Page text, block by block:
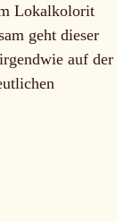
Lokalkolorit
geht dieser
auf der